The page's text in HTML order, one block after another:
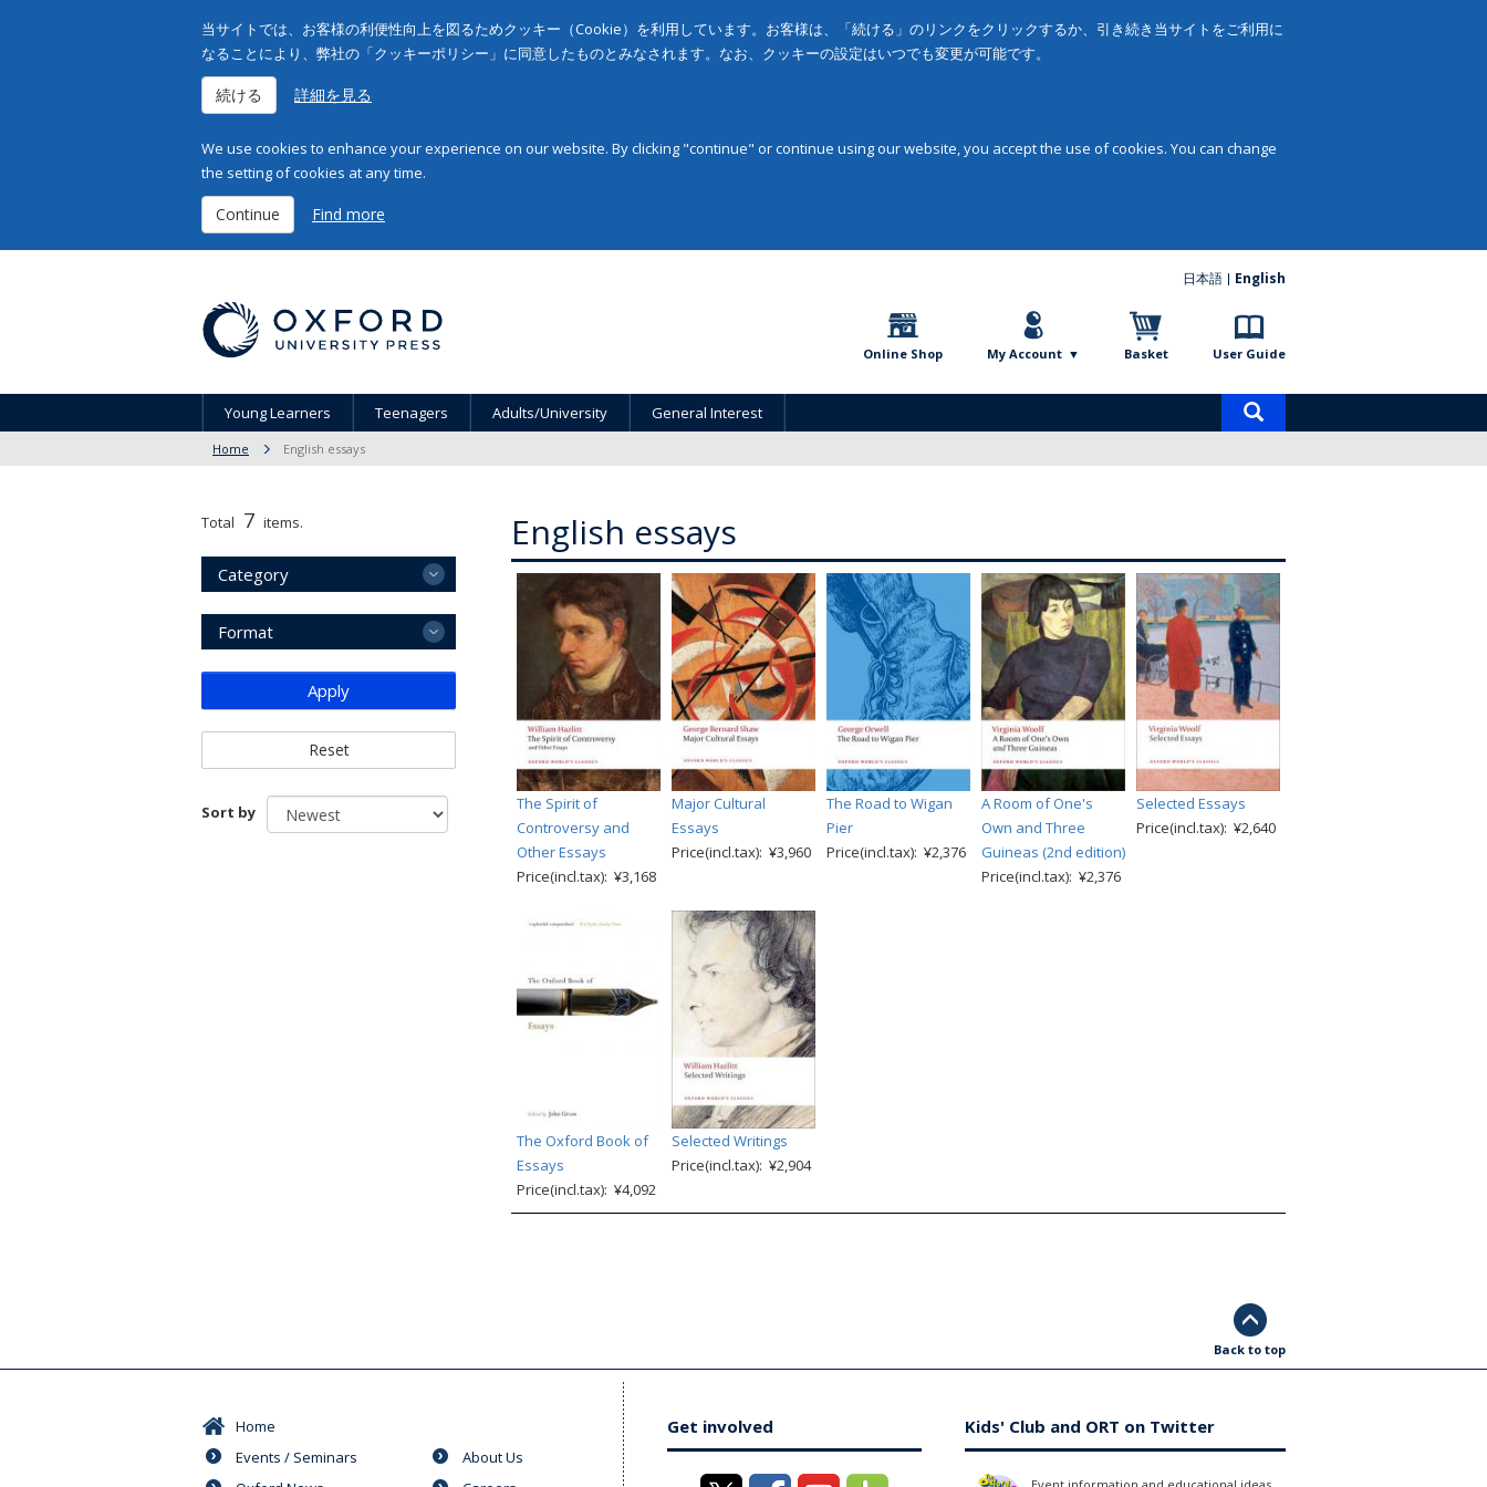
当サイトでは、お客様の利便性向上を図るためクッキー（Cookie）を利用しています。お客様は、「続ける」のリンクをクリックするか、引き続き当サイトをご利用に
なることにより、弊社の「クッキーポリシー」に同意したものとみなされます。なお、クッキーの設定はいつでも変更が可能です。
続ける 詳細を見る
We use cookies to enhance your experience on our website. By clicking "continue" or continue using our website, you accept the use of cookies. You can change
the setting of cookies at any time.
Continue Find more
日本語 English
Online Shop My Account Basket User Guide
Young Learners Teenagers Adults/University General Interest
Home English essays
English essays
The Spirit of
Controversy and
Other Essays
Price(incl.tax): ¥3,168
Major Cultural
Essays
Price(incl.tax): ¥3,960
The Road to Wigan
Pier
Price(incl.tax): ¥2,376
A Room of One's
Own and Three
Guineas (2nd edition)
Price(incl.tax): ¥2,376
Selected Essays
Price(incl.tax): ¥2,640
The Oxford Book of
Essays
Price(incl.tax): ¥4,092
Selected Writings
Price(incl.tax): ¥2,904
Total 7 items.
Category
Format
Apply
Reset
Sort by
Back to top
Home
Events / Seminars
About Us
Get involved Kids' Club and ORT on Twitter